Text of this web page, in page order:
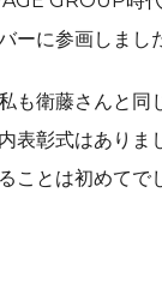
ーに参画しまし
も衛藤さんと
表彰式はあり
ことは初めて